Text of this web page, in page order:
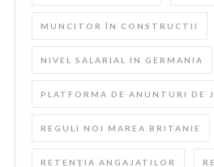
MUNCITOR ÎN CONSTRUCTII
NIVEL SALARIAL IN GERMANIA
PLATFORMA DE ANUNTURI DE
REGULI NOI MAREA BRITANIE
RETENȚIA ANGAJATILOR